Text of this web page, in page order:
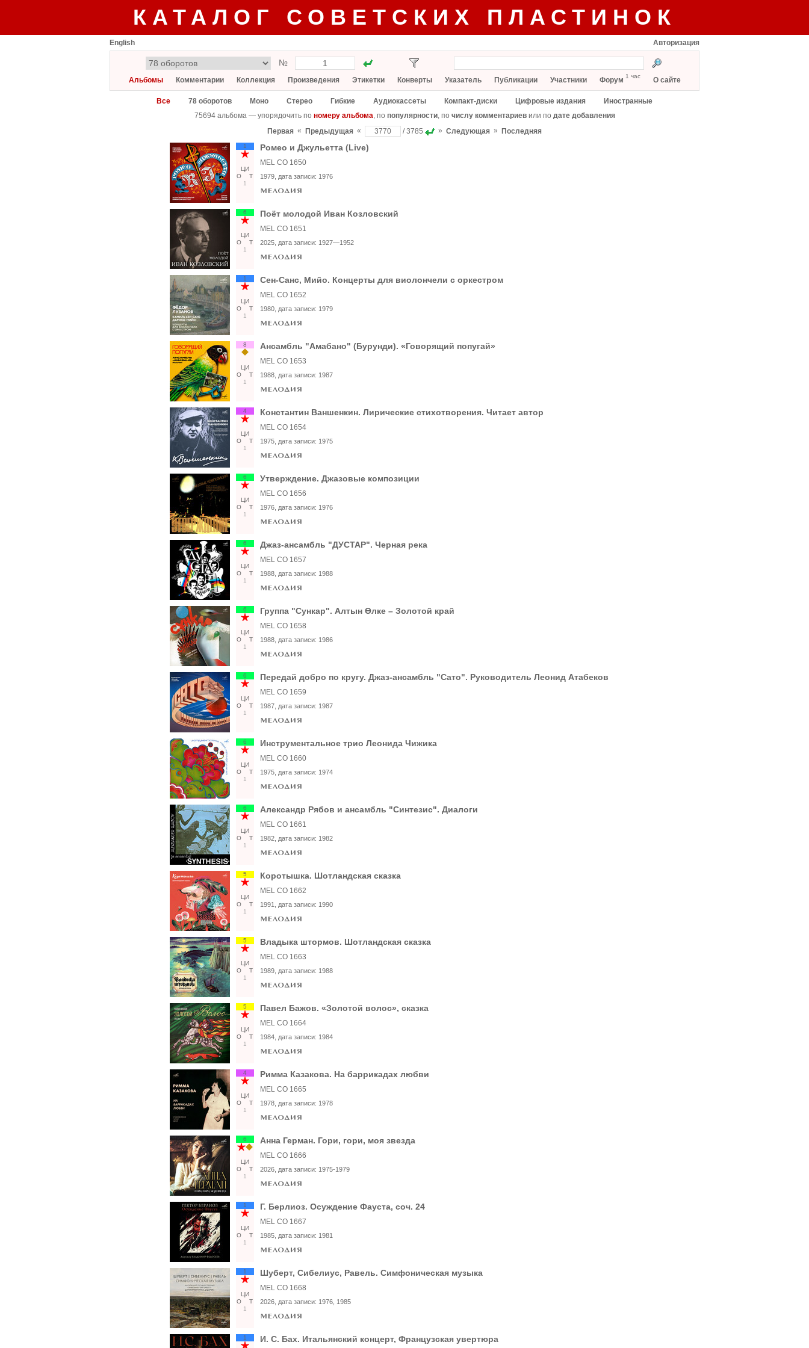
КАТАЛОГ СОВЕТСКИХ ПЛАСТИНОК
English Авторизация
№
Альбомы Комментарии Коллекция Произведения Этикетки Конверты Указатель Публикации Участники Форум 1 час О сайте
Все 78 оборотов Моно Стерео Гибкие Аудиокассеты Компакт-диски Цифровые издания
Иностранные
75694 альбома — упорядочить по номеру альбома, по популярности, по числу комментариевили по дате добавления
Первая « Предыдущая « / 3785 » Следующая » Последняя
1
ЦИ
О
Т
1
Ромео и Джульетта (Live)
MEL CO 1650
1979 , дата записи: 1976
6
ЦИ
О
Т
1
Поёт молодой Иван Козловский
MEL CO 1651
2025 , дата записи: 1927—1952
1
ЦИ
О
Т
1
Сен-Санс, Мийо. Концерты для виолончели с оркестром
MEL CO 1652
1980 , дата записи: 1979
8
ЦИ
О
Т
1
Ансамбль "Амабано" (Бурунди). «Говорящий попугай»
MEL CO 1653
1988 , дата записи: 1987
4
ЦИ
О
Т
1
Константин Ваншенкин. Лирические стихотворения. Читает автор
MEL CO 1654
1975 , дата записи: 1975
6
ЦИ
О
Т
1
Утверждение. Джазовые композиции
MEL CO 1656
1976 , дата записи: 1976
6
ЦИ
О
Т
1
Джаз-ансамбль "ДУСТАР". Черная река
MEL CO 1657
1988 , дата записи: 1988
6
ЦИ
О
Т
1
Группа "Сункар". Алтын Өлке – Золотой край
MEL CO 1658
1988 , дата записи: 1986
6
ЦИ
О
Т
1
Передай добро по кругу. Джаз-ансамбль "Сато". Руководитель Леонид Атабеков
MEL CO 1659
1987 , дата записи: 1987
6
ЦИ
О
Т
1
Инструментальное трио Леонида Чижика
MEL CO 1660
1975 , дата записи: 1974
6
ЦИ
О
Т
1
Александр Рябов и ансамбль "Синтезис". Диалоги
MEL CO 1661
1982 , дата записи: 1982
5
ЦИ
О
Т
1
Коротышка. Шотландская сказка
MEL CO 1662
1991 , дата записи: 1990
5
ЦИ
О
Т
1
Владыка штормов. Шотландская сказка
MEL CO 1663
1989 , дата записи: 1988
5
ЦИ
О
Т
1
Павел Бажов. «Золотой волос», сказка
MEL CO 1664
1984 , дата записи: 1984
4
ЦИ
О
Т
1
Римма Казакова. На баррикадах любви
MEL CO 1665
1978 , дата записи: 1978
6
ЦИ
О
Т
1
Анна Герман. Гори, гори, моя звезда
MEL CO 1666
2026 , дата записи: 1975-1979
1
ЦИ
О
Т
1
Г. Берлиоз. Осуждение Фауста, соч. 24
MEL CO 1667
1985 , дата записи: 1981
1
ЦИ
О
Т
1
Шуберт, Сибелиус, Равель. Симфоническая музыка
MEL CO 1668
2026 , дата записи: 1976, 1985
1 И. С. Бах. Итальянский концерт, Французская увертюра